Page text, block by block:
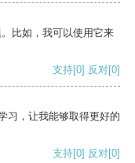
比如，我可以使用它来
支持[0] 反对[0]
习，让我能够取得更好的
支持[0] 反对[0]